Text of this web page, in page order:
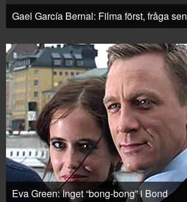
Gael García Bernal: Filma först, fråga sen
Eva Green: Inget “bong-bong” i Bond